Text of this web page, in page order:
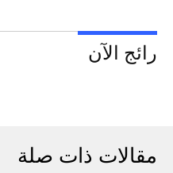
رائج الآن
مقالات ذات صلة